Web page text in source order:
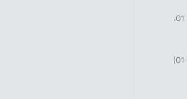
: مصاريف التسيير المتعلقة بالبحث العلمي و التطوير التكنولوجي (الحصة 01،